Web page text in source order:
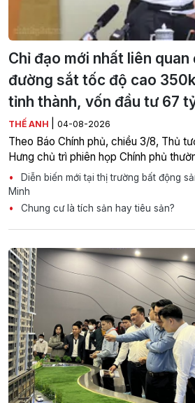
Chỉ đạo mới nhất liên quan
đường sắt tốc độ cao
tỉnh thành, vốn đầu tư 67
THẾ ANH 04-08-2026
Theo Báo Chính phủ, chiều 3/8, Thủ
Hưng chủ trì phiên họp Chính phủ
Diễn biến mới tại thị trường bất động
Minh
Chung cư là tích sản hay tiêu sản?